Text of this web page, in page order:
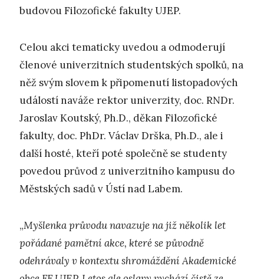
budovou Filozofické fakulty UJEP.
Celou akci tematicky uvedou a odmoderují
členové univerzitních studentských spolků, na
něž svým slovem k připomenutí listopadových
událostí naváže rektor univerzity, doc. RNDr.
Jaroslav Koutský, Ph.D., děkan Filozofické
fakulty, doc. PhDr. Václav Drška, Ph.D., ale i
další hosté, kteří poté společně se studenty
povedou průvod z univerzitního kampusu do
Městských sadů v Ústí nad Labem.
„Myšlenka průvodu navazuje na již několik let
pořádané pamětní akce, které se původně
odehrávaly v kontextu shromáždění Akademické